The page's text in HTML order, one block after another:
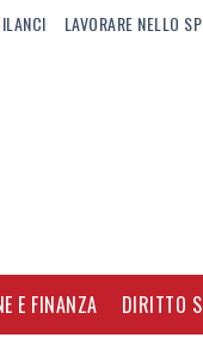
LAVORARE NELLO
E FINANZA DIRITTO